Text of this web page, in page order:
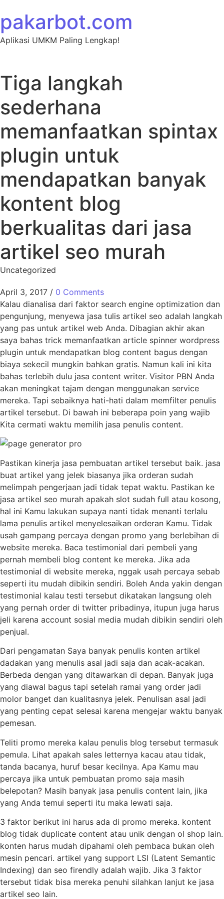
pakarbot.com
Aplikasi UMKM Paling Lengkap!
Tiga langkah
sederhana
memanfaatkan spintax
plugin untuk
mendapatkan banyak
kontent blog
berkualitas dari jasa
artikel seo murah
Uncategorized
April 3, 2017 / 0 Comments
Kalau dianalisa dari faktor search engine optimization dan
pengunjung, menyewa jasa tulis artikel seo adalah langkah
yang pas untuk artikel web Anda. Dibagian akhir akan
saya bahas trick memanfaatkan article spinner wordpress
plugin untuk mendapatkan blog content bagus dengan
biaya sekecil mungkin bahkan gratis. Namun kali ini kita
bahas terlebih dulu jasa content writer. Visitor PBN Anda
akan meningkat tajam dengan menggunakan service
mereka. Tapi sebaiknya hati-hati dalam memfilter penulis
artikel tersebut. Di bawah ini beberapa poin yang wajib
Kita cermati waktu memilih jasa penulis content.
Pastikan kinerja jasa pembuatan artikel tersebut baik. jasa
buat artikel yang jelek biasanya jika orderan sudah
melimpah pengerjaan jadi tidak tepat waktu. Pastikan ke
jasa artikel seo murah apakah slot sudah full atau kosong,
hal ini Kamu lakukan supaya nanti tidak menanti terlalu
lama penulis artikel menyelesaikan orderan Kamu. Tidak
usah gampang percaya dengan promo yang berlebihan di
website mereka. Baca testimonial dari pembeli yang
pernah membeli blog content ke mereka. Jika ada
testimonial di website mereka, nggak usah percaya sebab
seperti itu mudah dibikin sendiri. Boleh Anda yakin dengan
testimonial kalau testi tersebut dikatakan langsung oleh
yang pernah order di twitter pribadinya, itupun juga harus
jeli karena account sosial media mudah dibikin sendiri oleh
penjual.
Dari pengamatan Saya banyak penulis konten artikel
dadakan yang menulis asal jadi saja dan acak-acakan.
Berbeda dengan yang ditawarkan di depan. Banyak juga
yang diawal bagus tapi setelah ramai yang order jadi
molor banget dan kualitasnya jelek. Penulisan asal jadi
yang penting cepat selesai karena mengejar waktu banyak
pemesan.
Teliti promo mereka kalau penulis blog tersebut termasuk
pemula. Lihat apakah sales letternya kacau atau tidak,
tanda bacanya, huruf besar kecilnya. Apa Kamu mau
percaya jika untuk pembuatan promo saja masih
belepotan? Masih banyak jasa penulis content lain, jika
yang Anda temui seperti itu maka lewati saja.
3 faktor berikut ini harus ada di promo mereka. kontent
blog tidak duplicate content atau unik dengan ol shop lain.
konten harus mudah dipahami oleh pembaca bukan oleh
mesin pencari. artikel yang support LSI (Latent Semantic
Indexing) dan seo firendly adalah wajib. Jika 3 faktor
tersebut tidak bisa mereka penuhi silahkan lanjut ke jasa
artikel seo lain.